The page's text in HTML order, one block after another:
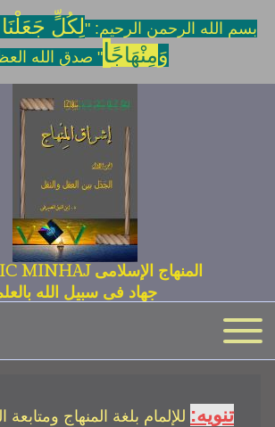
بسم الله الرحمن الرحيم: "لِكُلٍّ
وَمِنْهَاجًا" صدق الله
المنهاج الإسلامى ISLAMIC MINHAJ
جهاد فى سبيل الله
Main navigation
Toggle main menu
تنويه: للإلمام بلغة المنهاج